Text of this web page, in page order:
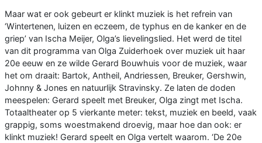
Maar wat er ook gebeurt er klinkt muziek is het refrein van
‘Wintertenen, luizen en eczeem, de typhus en de kanker en de
griep’ van Ischa Meijer, Olga’s lievelingslied. Het werd de titel
van dit programma van Olga Zuiderhoek over muziek uit haar
20e eeuw en ze wilde Gerard Bouwhuis voor de muziek, waar
het om draait: Bartok, Antheil, Andriessen, Breuker, Gershwin,
Johnny & Jones en natuurlijk Stravinsky. Ze laten de doden
meespelen: Gerard speelt met Breuker, Olga zingt met Ischa.
Totaaltheater op 5 vierkante meter: tekst, muziek en beeld, vaak
grappig, soms woestmakend droevig, maar hoe dan ook: er
klinkt muziek! Gerard speelt en Olga vertelt waarom. ‘De 20e